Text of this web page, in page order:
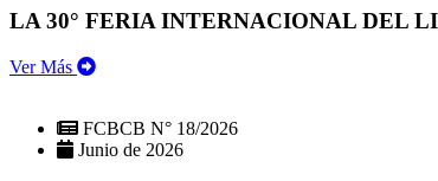
LA 30° FERIA INTERNACIONAL DEL
Ver Más
FCBCB N° 18/2026
Junio de 2026